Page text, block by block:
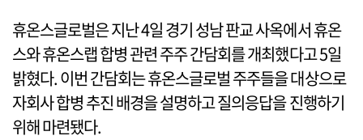
휴온스글로벌은 지난 4일 경기 성남 판교 사옥에서 휴온
스와 휴온스랩 합병 관련 주주 간담회를 개최했다고 5일
밝혔다. 이번 간담회는 휴온스글로벌 주주들을 대상으로
자회사 합병 추진 배경을 설명하고 질의응답을 진행하기
위해 마련됐다.